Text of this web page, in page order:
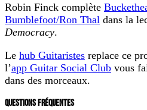
Robin Finck complète
Bumblefoot/Ron Thal dans la
Democracy.
Le hub Guitaristes replace ce
l’app Guitar Social Club vous
dans des morceaux.
QUESTIONS FRÉQUENTES